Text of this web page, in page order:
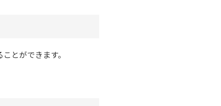
とができます。